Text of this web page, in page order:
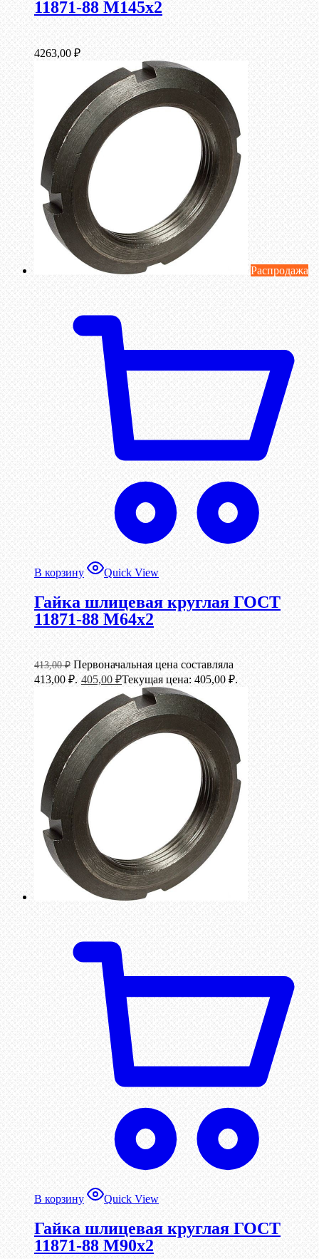
11871-88 М145х2
4263,00 ₽
Распродажа
В корзину Quick View
Гайка шлицевая круглая ГОСТ
11871-88 М64х2
413,00₽ Первоначальная цена составляла
413,00 ₽. 405,00 ₽Текущая цена: 405,00 ₽.
В корзину Quick View
Гайка шлицевая круглая ГОСТ
11871-88 М90х2